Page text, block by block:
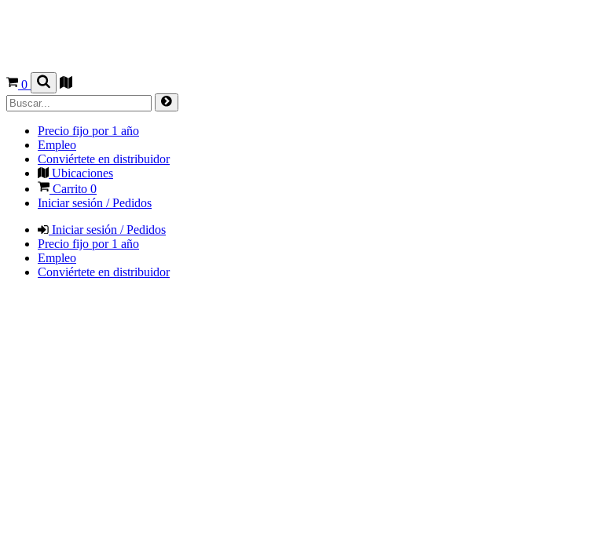
0
Precio fijo por 1 año
Empleo
Conviértete en distribuidor
Ubicaciones
Carrito 0
Iniciar sesión / Pedidos
Iniciar sesión / Pedidos
Precio fijo por 1 año
Empleo
Conviértete en distribuidor